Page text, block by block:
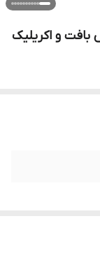
بافت و اکریلیک